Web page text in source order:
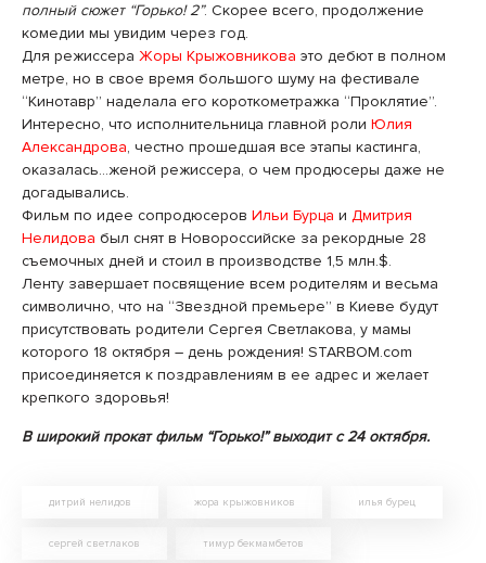
полный сюжет “Горько! 2”. Скорее всего, продолжение
комедии мы увидим через год.
Для режиссера Жоры Крыжовникова это дебют в полном
метре, но в свое время большого шуму на фестивале
“Кинотавр” наделала его короткометражка “Проклятие”.
Интересно, что исполнительница главной роли Юлия
Александрова, честно прошедшая все этапы кастинга,
оказалась…женой режиссера, о чем продюсеры даже не
догадывались.
Фильм по идее сопродюсеров Ильи Бурца и Дмитрия
Нелидова был снят в Новороссийске за рекордные 28
съемочных дней и стоил в производстве 1,5 млн.$.
Ленту завершает посвящение всем родителям и весьма
символично, что на “Звездной премьере” в Киеве будут
присутствовать родители Сергея Светлакова, у мамы
которого 18 октября – день рождения! STARBOM.com
присоединяется к поздравлениям в ее адрес и желает
крепкого здоровья!
В широкий прокат фильм “Горько!” выходит с 24 октября.
дитрий нелидов жора крыжовников илья бурец
сергей светлаков тимур бекмамбетов